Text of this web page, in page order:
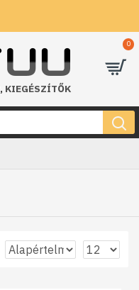
, KIEGÉSZÍTŐK
0